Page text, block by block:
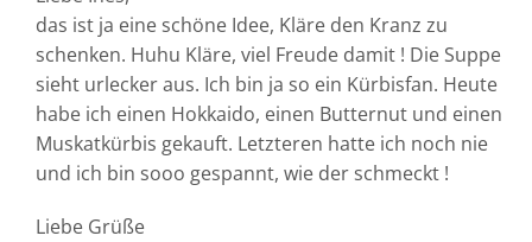
das ist ja eine schöne Idee, Kläre den Kranz zu
schenken. Huhu Kläre, viel Freude damit ! Die Suppe
sieht urlecker aus. Ich bin ja so ein Kürbisfan. Heute
habe ich einen Hokkaido, einen Butternut und einen
Muskatkürbis gekauft. Letzteren hatte ich noch nie
und ich bin sooo gespannt, wie der schmeckt !
Liebe Grüße